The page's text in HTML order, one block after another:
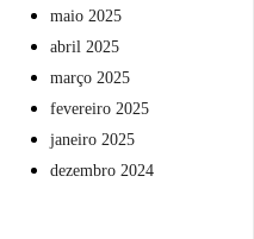
maio 2025
abril 2025
março 2025
fevereiro 2025
janeiro 2025
dezembro 2024